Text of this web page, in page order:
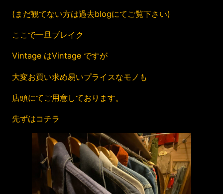
(まだ観てない方は過去blogにてご覧下さい)
ここで一旦ブレイク
Vintage はVintage ですが
大変お買い求め易いプライスなモノも
店頭にてご用意しております。
先ずはコチラ